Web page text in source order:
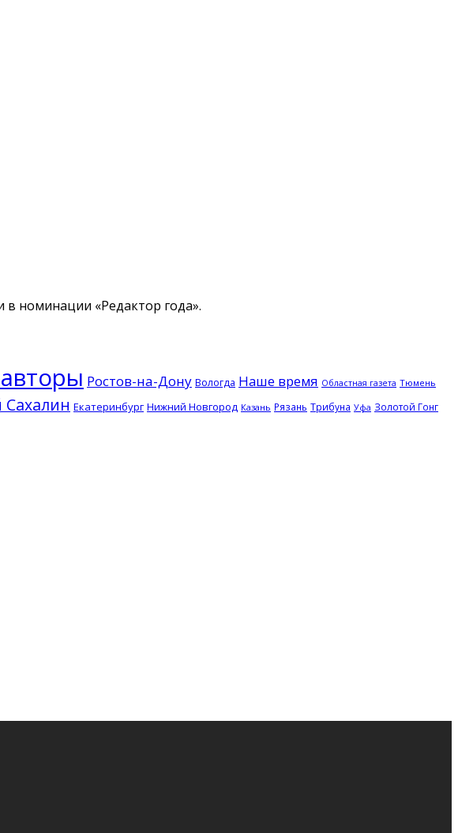
номинации «Редактор года».
Ростов-на-Дону Вологда Наше время Областная газета Тюмень
Сахалин Екатеринбург Нижний Новгород Казань Рязань Трибуна Уфа Золотой Гонг